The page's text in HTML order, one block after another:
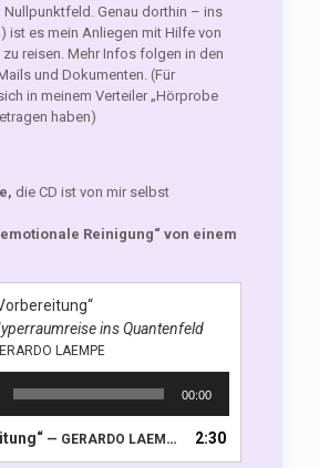
Nullpunktfeld. Genau dorthin – ins
ist es mein Anliegen mit Hilfe von
zu reisen. Mehr Infos folgen in den
und Dokumenten. (Für
in meinem Verteiler „Hörprobe
haben)
die CD ist von mir selbst
Reinigung“ von einem
ins Quantenfeld
LAEMPE
00:00
— GERARDO LAEMPE 2:30